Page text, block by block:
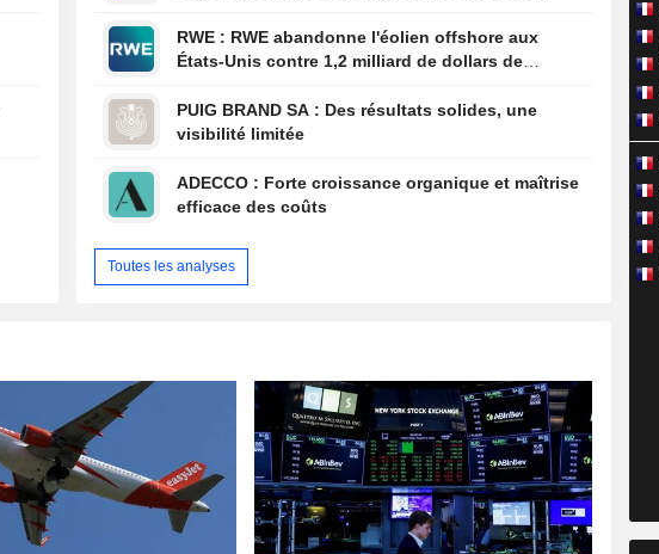
RWE : RWE abandonne l'éolien offshore aux
États-Unis contre 1,2 milliard de dollars de
PUIG BRAND SA : Des résultats solides, une
visibilité limitée
ADECCO : Forte croissance organique et maîtrise
efficace des coûts
Toutes les analyses